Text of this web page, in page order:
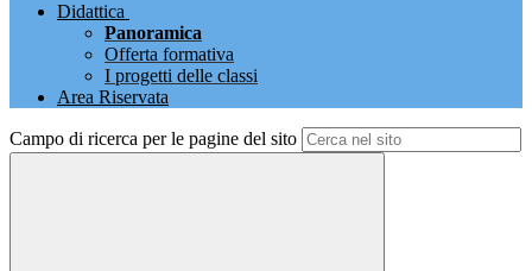
Didattica
Panoramica
Offerta formativa
I progetti delle classi
Area Riservata
Campo di ricerca per le pagine del sito